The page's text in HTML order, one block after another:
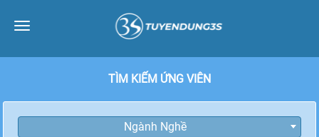
Toggle
TÌM KIẾM ỨNG VIÊN
Ngành Nghề